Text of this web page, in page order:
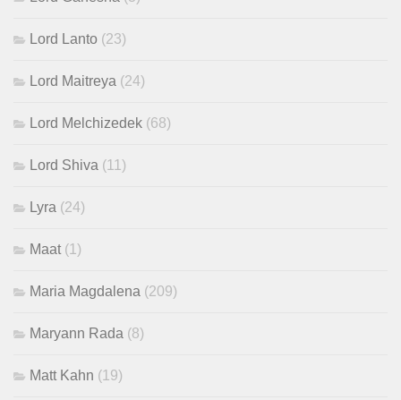
Lord Lanto (23)
Lord Maitreya (24)
Lord Melchizedek (68)
Lord Shiva (11)
Lyra (24)
Maat (1)
Maria Magdalena (209)
Maryann Rada (8)
Matt Kahn (19)